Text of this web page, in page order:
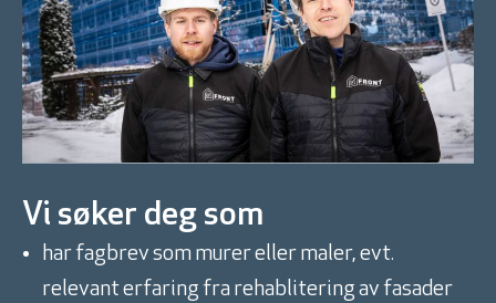
Vi søker deg som
har fagbrev som murer eller maler, evt.
relevant erfaring fra rehablitering av fasader